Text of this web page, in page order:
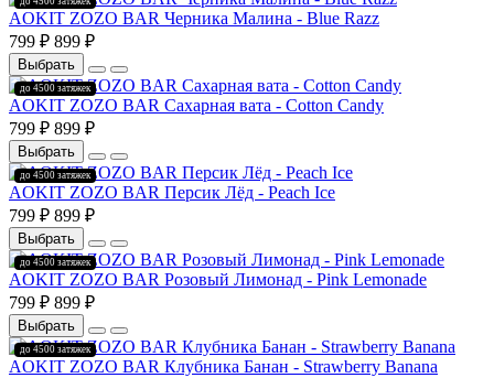
РАСПРОДАЖА
AOKIT ZOZO BAR Черника Малина - Blue Razz
799 ₽ 899 ₽
Выбрать
до 4500 затяжек
РАСПРОДАЖА
AOKIT ZOZO BAR Сахарная вата - Cotton Candy
799 ₽ 899 ₽
Выбрать
до 4500 затяжек
РАСПРОДАЖА
AOKIT ZOZO BAR Персик Лёд - Peach Ice
799 ₽ 899 ₽
Выбрать
до 4500 затяжек
РАСПРОДАЖА
AOKIT ZOZO BAR Розовый Лимонад - Pink Lemonade
799 ₽ 899 ₽
Выбрать
до 4500 затяжек
РАСПРОДАЖА
AOKIT ZOZO BAR Клубника Банан - Strawberry Banana